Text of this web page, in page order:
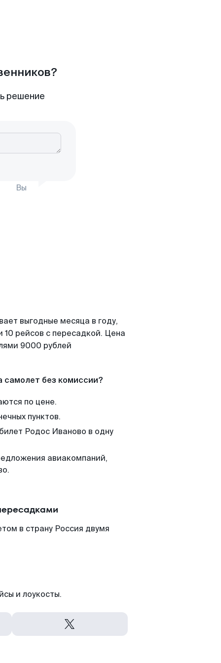
решение
Вы
выгодные месяца в году,
рейсов с пересадкой. Цена
9000 рублей
самолет без комиссии?
по цене.
пунктов.
Родос Иваново в одну
авиакомпаний,
в страну Россия двумя
и лоукосты.